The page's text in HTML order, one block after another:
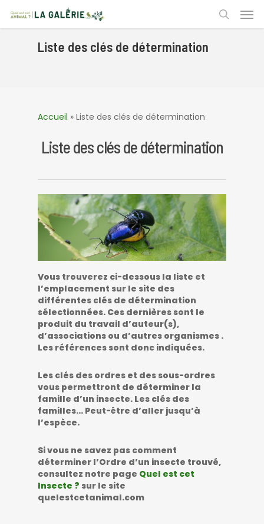
main
search
Liste des clés de détermination
Accueil » Liste des clés de détermination
Liste des clés de détermination
Vous trouverez ci-dessous la liste et
l’emplacement sur le site des
différentes clés de détermination
sélectionnées. Ces dernières sont le
produit du travail d’auteur(s),
d’associations ou d’autres organismes .
Les références sont donc indiquées.
Les clés des ordres et des sous-ordres
vous permettront de déterminer la
famille d’un insecte. Les clés des
familles… Peut-être d’aller jusqu’à
l’espèce.
Si vous ne savez pas comment
déterminer l’Ordre d’un insecte trouvé,
consultez notre page Quel est cet
Insecte ? sur le site
quelestcetanimal.com